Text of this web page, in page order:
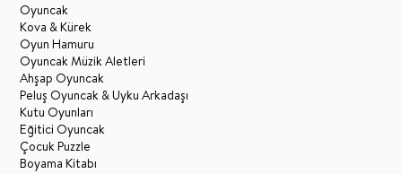
Oyuncak
Kova & Kürek
Oyun Hamuru
Oyuncak Müzik Aletleri
Ahşap Oyuncak
Peluş Oyuncak & Uyku Arkadaşı
Kutu Oyunları
Eğitici Oyuncak
Çocuk Puzzle
Boyama Kitabı